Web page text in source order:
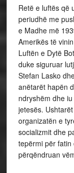
Retë e luftës që
periudhë me
e Madhe më
Amerikës të
Luftën e Dytë
duke siguruar
Stefan Lasko
anëtarët hapën
ndryshëm dhe
jetesës.
organizatën e
socializmit dhe
tepërmi për
përqëndruan